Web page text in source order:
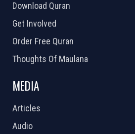
Download Quran
Get Involved
Order Free Quran
Thoughts Of Maulana
MEDIA
Articles
Audio